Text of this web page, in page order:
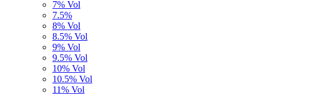
7% Vol
7.5%
8% Vol
8.5% Vol
9% Vol
9.5% Vol
10% Vol
10.5% Vol
11% Vol